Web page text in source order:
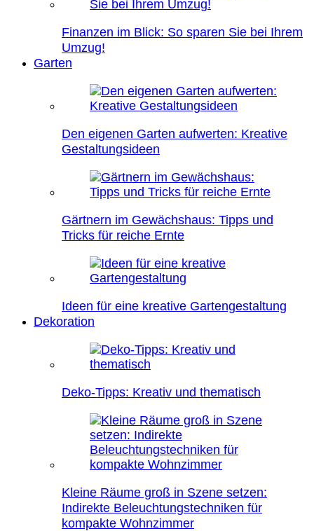
Finanzen im Blick: So sparen Sie bei Ihrem
Umzug!
Garten
Den eigenen Garten aufwerten: Kreative
Gestaltungsideen
Gärtnern im Gewächshaus: Tipps und
Tricks für reiche Ernte
Ideen für eine kreative Gartengestaltung
Dekoration
Deko-Tipps: Kreativ und thematisch
Kleine Räume groß in Szene setzen:
Indirekte Beleuchtungstechniken für
kompakte Wohnzimmer